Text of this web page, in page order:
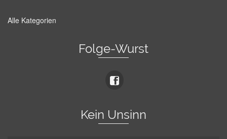
Alle Kategorien
Folge-Wurst
Kein Unsinn